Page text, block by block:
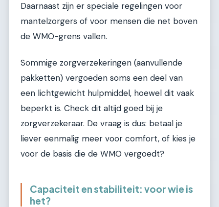
Daarnaast zijn er speciale regelingen voor
mantelzorgers of voor mensen die net boven
de WMO-grens vallen.
Sommige zorgverzekeringen (aanvullende
pakketten) vergoeden soms een deel van
een lichtgewicht hulpmiddel, hoewel dit vaak
beperkt is. Check dit altijd goed bij je
zorgverzekeraar. De vraag is dus: betaal je
liever eenmalig meer voor comfort, of kies je
voor de basis die de WMO vergoedt?
Capaciteit en stabiliteit: voor wie is
het?